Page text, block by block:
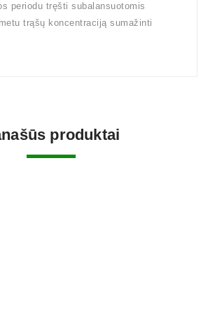
periodu tręšti subalansuotomis
trąšų koncentraciją sumažinti
produktai